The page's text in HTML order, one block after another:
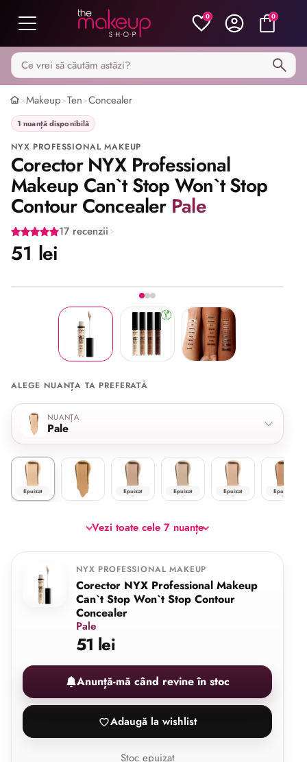
0 0
Caută pe MakeupShop
>Makeup>Ten>Concealer
1 nuanță disponibilă
NYX PROFESSIONAL MAKEUP
Corector NYX Professional
Makeup Can`t Stop Won`t Stop
Contour ConcealerPale
17 recenzii
51 lei
Imaginea 1 din 3
Selectează nuanța
ALEGE NUANȚA TA PREFERATĂ
NUANȚA
Pale
Epuizat
Pale True Beige
Epuizat
Alabaster
Epuizat
Fair
Epuizat
Light Ivory
Epuizat
Natural
Vezi toate cele 7 nuanțe
NYX PROFESSIONAL MAKEUP
Corector NYX Professional Makeup
Can`t Stop Won`t Stop Contour
Concealer
Pale
51 lei
Anunță-mă când revine în stoc
Adaugă la wishlist
Stoc epuizat